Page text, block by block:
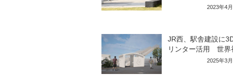
2023年4
JR西、駅舎建設に
リンター活用 世界
2025年3